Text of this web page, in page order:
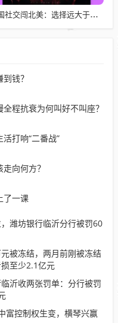
中国社交闯北美：选择远大于努力
钱？
程抗衰为何叫好不叫座？
打响“二番战”
向何方？
了一课
潍坊银行临沂分行被罚60
被冻结，两月前刚被冻结
至少2.1亿元
沂收两张罚单：分行被罚
富控制权生变，横琴兴赢